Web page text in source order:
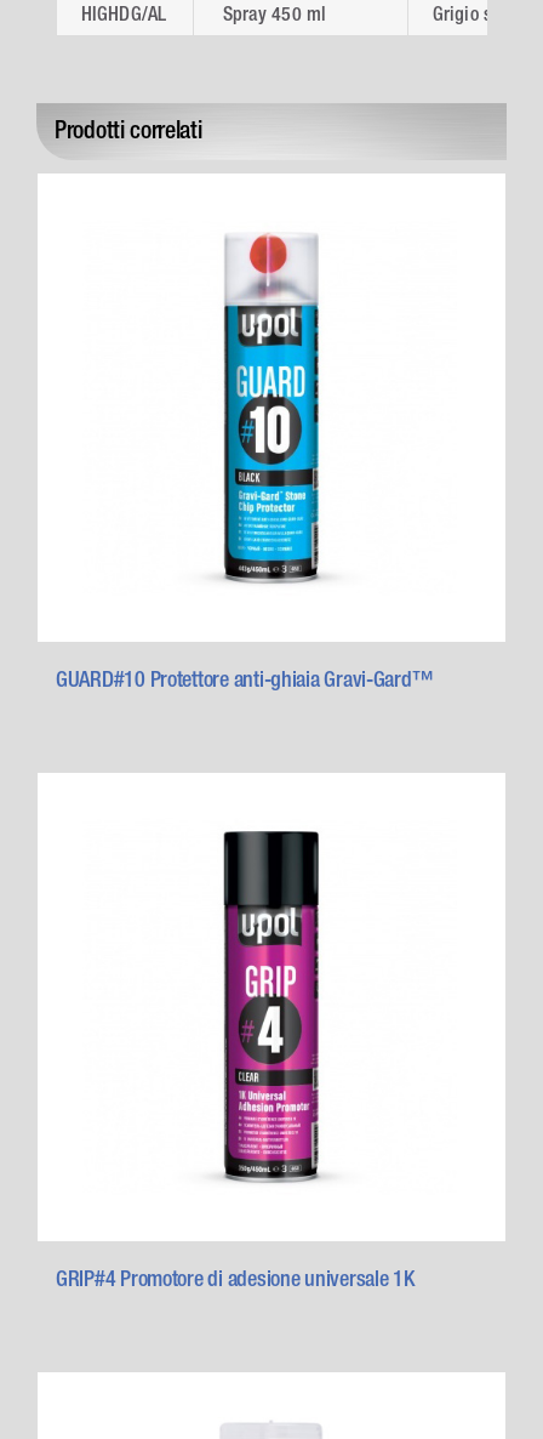
HIGHDG/AL Spray 450 ml Grigio scuro
Prodotti correlati
GUARD#10 Protettore anti-ghiaia Gravi-Gard™
GRIP#4 Promotore di adesione universale 1K